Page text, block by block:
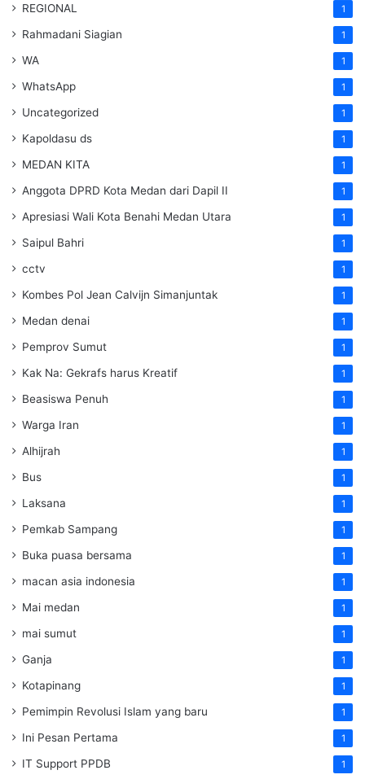
REGIONAL 1
Rahmadani Siagian 1
WA 1
WhatsApp 1
Uncategorized 1
Kapoldasu ds 1
MEDAN KITA 1
Anggota DPRD Kota Medan dari Dapil II 1
Apresiasi Wali Kota Benahi Medan Utara 1
Saipul Bahri 1
cctv 1
Kombes Pol Jean Calvijn Simanjuntak 1
Medan denai 1
Pemprov Sumut 1
Kak Na: Gekrafs harus Kreatif 1
Beasiswa Penuh 1
Warga Iran 1
Alhijrah 1
Bus 1
Laksana 1
Pemkab Sampang 1
Buka puasa bersama 1
macan asia indonesia 1
Mai medan 1
mai sumut 1
Ganja 1
Kotapinang 1
Pemimpin Revolusi Islam yang baru 1
Ini Pesan Pertama 1
IT Support PPDB 1